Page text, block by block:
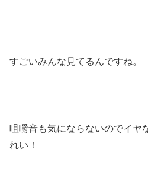
すごいみんな見てるんですね。
咀嚼音も気にならないのでイヤ
れい！